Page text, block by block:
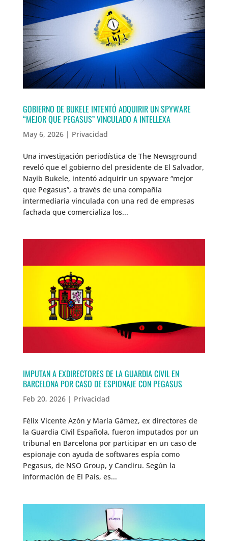
GOBIERNO DE BUKELE INTENTÓ ADQUIRIR UN SPYWARE
“MEJOR QUE PEGASUS” VINCULADO A INTELLEXA
May 6, 2026| Privacidad
Una investigación periodística de The Newsground
reveló que el gobierno del presidente de El Salvador,
Nayib Bukele, intentó adquirir un spyware “mejor
que Pegasus”, a través de una compañía
intermediaria vinculada con una red de empresas
fachada que comercializa los...
IMPUTAN A EXDIRECTORES DE LA GUARDIA CIVIL EN
BARCELONA POR CASO DE ESPIONAJE CON PEGASUS
Feb 20, 2026| Privacidad
Félix Vicente Azón y María Gámez, ex directores de
la Guardia Civil Española, fueron imputados por un
tribunal en Barcelona por participar en un caso de
espionaje con ayuda de softwares espía como
Pegasus, de NSO Group, y Candiru. Según la
información de El País, es...